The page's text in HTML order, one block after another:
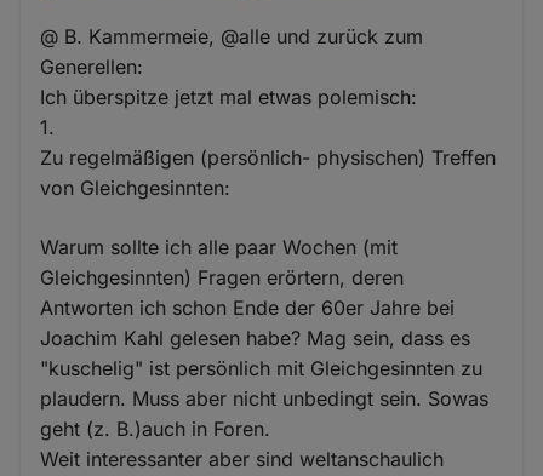
@ B. Kammermeie, @alle und zurück zum
Generellen:
Ich überspitze jetzt mal etwas polemisch:
1.
Zu regelmäßigen (persönlich- physischen) Treffen
von Gleichgesinnten:
Warum sollte ich alle paar Wochen (mit
Gleichgesinnten) Fragen erörtern, deren
Antworten ich schon Ende der 60er Jahre bei
Joachim Kahl gelesen habe? Mag sein, dass es
"kuschelig" ist persönlich mit Gleichgesinnten zu
plaudern. Muss aber nicht unbedingt sein. Sowas
geht (z. B.)auch in Foren.
Weit interessanter aber sind weltanschaulich